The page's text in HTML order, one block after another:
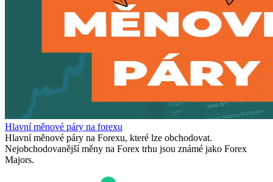
Hlavní měnové páry na forexu
Hlavní měnové páry na Forexu, které lze obchodovat.
Nejobchodovanější měny na Forex trhu jsou známé jako Forex
Majors.